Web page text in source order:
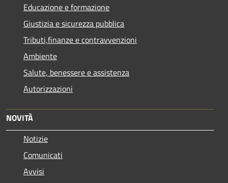
Educazione e formazione
Giustizia e sicurezza pubblica
Tributi,finanze e contravvenzioni
Ambiente
Salute, benessere e assistenza
Autorizzazioni
NOVITÀ
Notizie
Comunicati
Avvisi